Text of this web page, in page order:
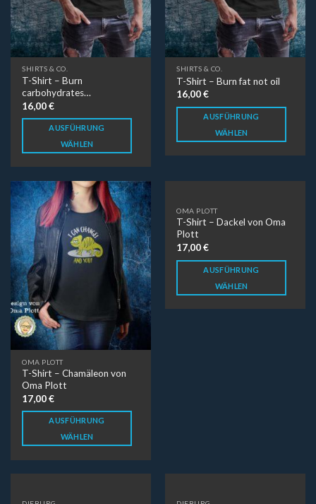
SHIRTS & CO.
T-Shirt – Burn
carbohydrates…
16,00€
AUSFÜHRUNG
WÄHLEN
SHIRTS & CO.
T-Shirt – Burn fat not oil
16,00€
AUSFÜHRUNG
WÄHLEN
OMA PLOTT
T-Shirt – Chamäleon von
Oma Plott
17,00€
AUSFÜHRUNG
WÄHLEN
OMA PLOTT
T-Shirt – Dackel von Oma
Plott
17,00€
AUSFÜHRUNG
WÄHLEN